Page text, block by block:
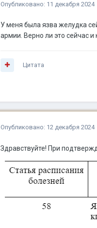
Опубликовано: 11 декабря 2024
У меня была язва желудка
армии. Верно ли это сейчас и
Цитата
Опубликовано: 12 декабря 2024
Здравствуйте! При